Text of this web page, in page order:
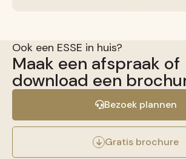
Ook een ESSE in huis?
Maak een afspraak of
download een
Bezoek plannen
Gratis brochure